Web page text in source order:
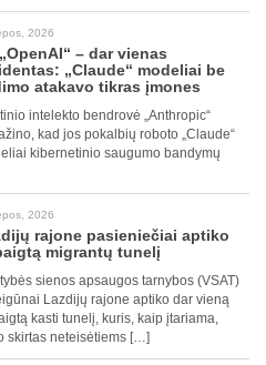
2026
– dar vienas
„Claude“ modeliai be
atakavo tikras įmones
intelekto bendrovė „Anthropic“
kad jos pokalbių roboto „Claude“
kibernetinio saugumo bandymų
2026
rajone pasieniečiai aptiko
migrantų tunelį
sienos apsaugos tarnybos (VSAT)
Lazdijų rajone aptiko dar vieną
kasti tunelį, kuris, kaip įtariama,
skirtas neteisėtiems […]